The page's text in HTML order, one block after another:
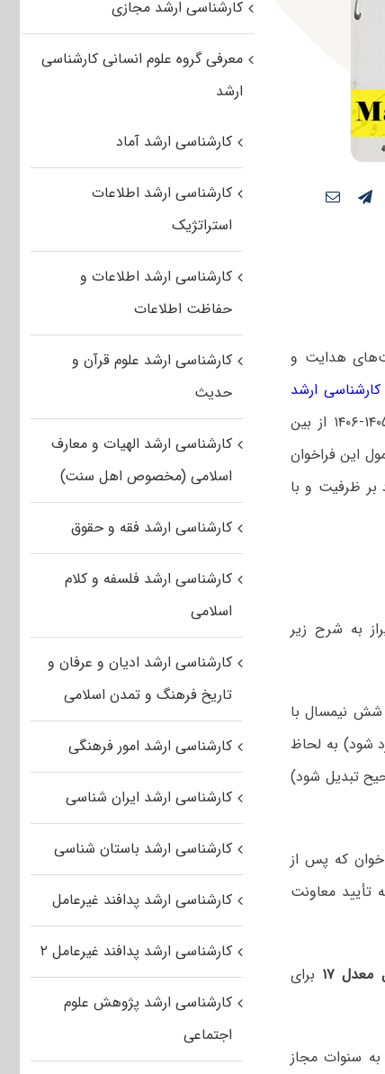
هدایت و
کارشناسی ارشد
و نظر به مصوبات شورای آموزشی دانشگاه، برای سال تحصیلی ۱۴۰۵-۱۴۰۶ از بین
مشمول این فراخوان
بر ظرفیت و با
به شرح زیر
نیمسال با
شود) به لحاظ
تبدیل شود)
که پس از
معاونت
۱۷
برای
سنوات مجاز
کارشناسی ارشد مجازی
معرفی گروه علوم انسانی کارشناسی
ارشد
کارشناسی ارشد آماد
کارشناسی ارشد اطلاعات
استراتژیک
کارشناسی ارشد اطلاعات و
حفاظت اطلاعات
کارشناسی ارشد علوم قرآن و
حدیث
کارشناسی ارشد الهیات و معارف
اسلامی (مخصوص اهل سنت)
کارشناسی ارشد فقه و حقوق
کارشناسی ارشد فلسفه و کلام
اسلامی
کارشناسی ارشد ادیان و عرفان و
تاریخ فرهنگ و تمدن اسلامی
کارشناسی ارشد امور فرهنگی
کارشناسی ارشد ایران شناسی
کارشناسی ارشد باستان شناسی
کارشناسی ارشد پدافند غیرعامل
کارشناسی ارشد پدافند غیرعامل ۲
کارشناسی ارشد پژوهش علوم
اجتماعی